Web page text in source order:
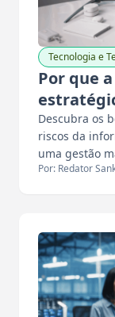
Tecnologia e
Por que
Descubra os
riscos da
uma gestão
Por: Redator